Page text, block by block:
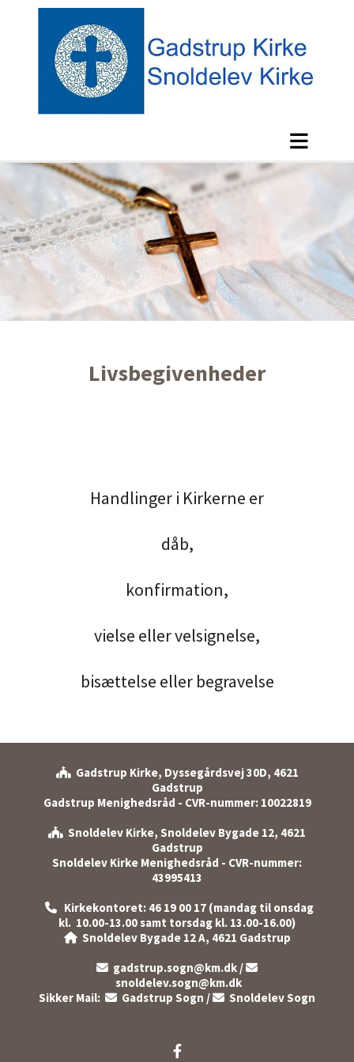
Livsbegivenheder
Handlinger i Kirkerne er
dåb,
konfirmation,
vielse eller velsignelse,
bisættelse eller begravelse
Gadstrup Kirke, Dyssegårdsvej 30D, 4621
Gadstrup
Gadstrup Menighedsråd - CVR-nummer: 10022819
 Snoldelev Kirke, Snoldelev Bygade 12, 4621
Gadstrup
Snoldelev Kirke Menighedsråd - CVR-nummer:
43995413

Kirkekontoret: 46 19 00 17 (mandag til onsdag
kl. 10.00-13.00 samt torsdag kl. 13.00-16.00)
Snoldelev Bygade 12 A, 4621 Gadstrup
 gadstrup.sogn@km.dk / 
snoldelev.sogn@km.dk
Sikker Mail:  Gadstrup Sogn /  Snoldelev Sogn